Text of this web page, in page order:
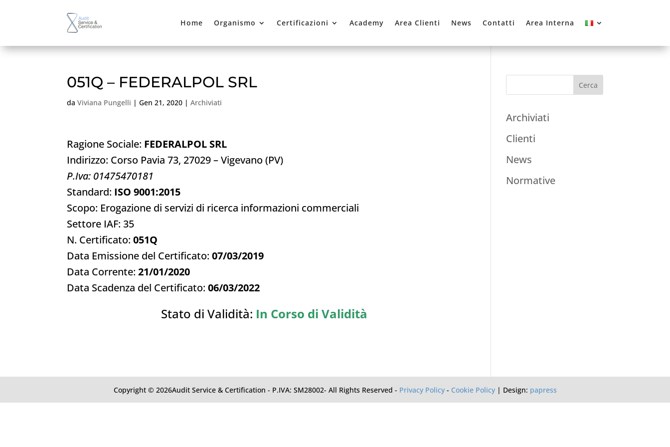
Home Organismo Certificazioni Academy Area Clienti News Contatti Area Interna
051Q – FEDERALPOL SRL
daViviana Pungelli |Gen 21, 2020 |Archiviati
Ragione Sociale: FEDERALPOL SRL
Indirizzo: Corso Pavia 73, 27029 – Vigevano (PV)
P.Iva: 01475470181
Standard: ISO 9001:2015
Scopo: Erogazione di servizi di ricerca informazioni commerciali
Settore IAF: 35
N. Certificato:051Q
Data Emissione del Certificato:07/03/2019
Data Corrente:21/01/2020
Data Scadenza del Certificato:06/03/2022
Stato di Validità: In Corso di Validità
Archiviati
Clienti
News
Normative
Copyright © 2026Audit Service & Certification - P.IVA: SM28002- All Rights Reserved - Privacy Policy- Cookie Policy| Design: papress